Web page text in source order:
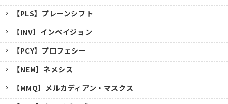
【PLS】プレーンシフト
【INV】インベイジョン
【PCY】プロフェシー
【NEM】ネメシス
【MMQ】メルカディアン・マスクス